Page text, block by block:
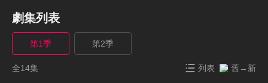
劇集列表
第1季 第2季
全14集 列表 舊→新